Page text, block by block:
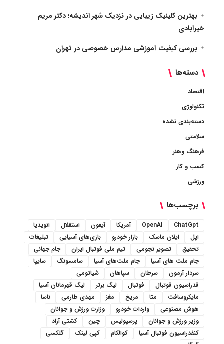
بهترین کلینیک زیبایی در نزدیک شهر اندیشه؛ دکتر مریم
خیرآبادی
بررسی کیفیت آموزشی مدارس خصوصی در تهران
دسته‌ها
اقتصاد
تکنولوژی
دسته‌بندی نشده
سلامتی
فرهنگ وهنر
کسب و کار
ورزشی
برچسب‌ها
ChatGpt
OpenAI آمریکا آیفون استقلال
انویدیا
اپل
ایلان ماسک بازار خودرو بازی‌های آسیایی
تبلیغات
تحقیق
تصویر نجومی تیم ملی فوتبال ایران
جام جهانی
جام ملت های آسیا
جام ملت‌های آسیا سامسونگ
سایپا
سردار آزمون
سرطان سپاهان
شیائومی
فدراسیون فوتبال
فوتبال لیگ برتر
لیگ قهرمانان آسیا
مایکروسافت
متا مریخ مغز مهدی طارمی
ناسا
هوش مصنوعی
واردات خودرو
وزارت ورزش و جوانان
وزیر ورزش و جوانان
پرسپولیس چین
کشتی آزاد
کنفدراسیون فوتبال آسیا
کوالکام کپی لینک
گلکسی